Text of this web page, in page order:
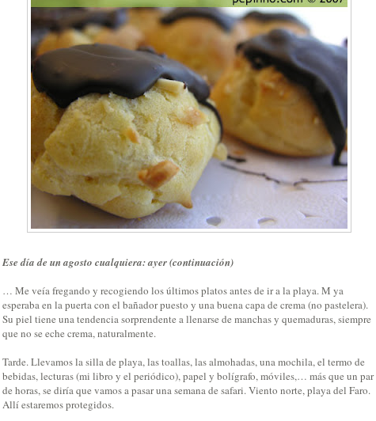
Ese día de un agosto cualquiera: ayer (continuación)
… Me veía fregando y recogiendo los últimos platos antes de ir a la playa. M ya
esperaba en la puerta con el bañador puesto y una buena capa de crema (no pastelera).
Su piel tiene una tendencia sorprendente a llenarse de manchas y quemaduras, siempre
que no se eche crema, naturalmente.
Tarde. Llevamos la silla de playa, las toallas, las almohadas, una mochila, el termo de
bebidas, lecturas (mi libro y el periódico), papel y bolígrafo, móviles,… más que un par
de horas, se diría que vamos a pasar una semana de safari. Viento norte, playa del Faro.
Allí estaremos protegidos.